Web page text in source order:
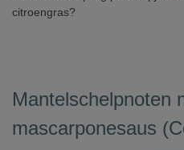
citroengras?
Mantelschelpnoten
mascarponesaus